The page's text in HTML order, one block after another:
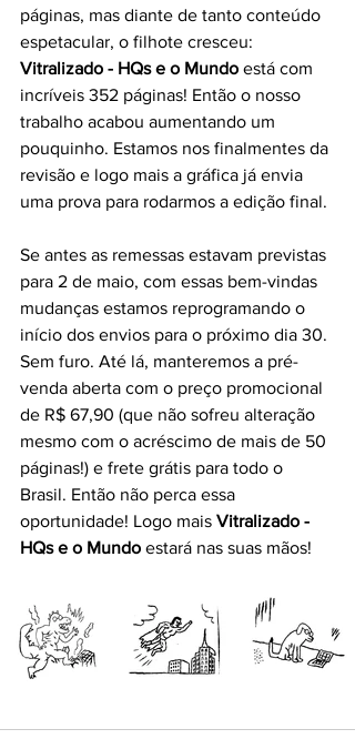
páginas, mas diante de tanto conteúdo
espetacular, o filhote cresceu:
Vitralizado - HQs e o Mundo está com
incríveis 352 páginas! Então o nosso
trabalho acabou aumentando um
pouquinho. Estamos nos finalmentes da
revisão e logo mais a gráfica já envia
uma prova para rodarmos a edição final.
Se antes as remessas estavam previstas
para 2 de maio, com essas bem-vindas
mudanças estamos reprogramando o
início dos envios para o próximo dia 30.
Sem furo. Até lá, manteremos a pré-
venda aberta com o preço promocional
de R$ 67,90 (que não sofreu alteração
mesmo com o acréscimo de mais de 50
páginas!) e frete grátis para todo o
Brasil. Então não perca essa
oportunidade! Logo mais Vitralizado -
HQs e o Mundo estará nas suas mãos!